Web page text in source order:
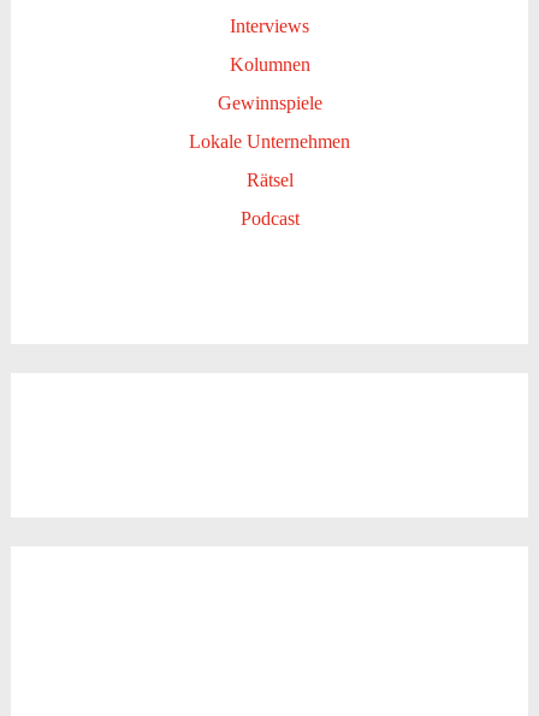
Interviews
Kolumnen
Gewinnspiele
Lokale Unternehmen
Rätsel
Podcast